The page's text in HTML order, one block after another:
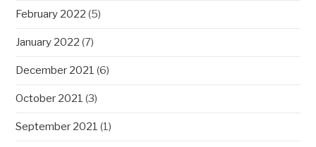
February 2022 (5)
January 2022 (7)
December 2021 (6)
October 2021 (3)
September 2021 (1)